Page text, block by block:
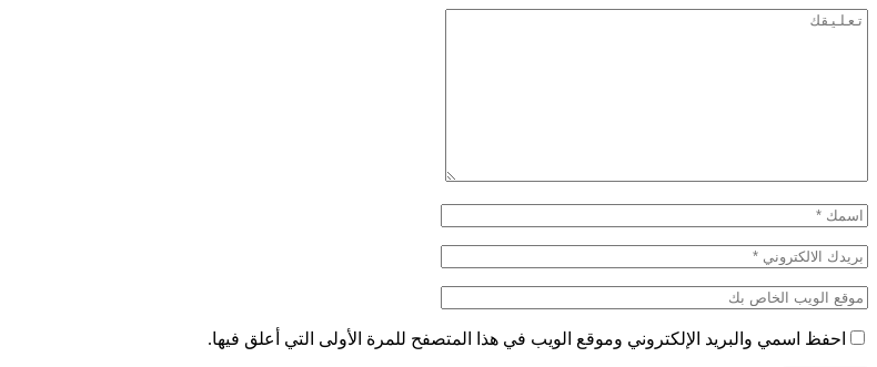
احفظ اسمي والبريد الإلكتروني وموقع الويب في هذا المتصفح للمرة الأولى التي أعلق فيها.